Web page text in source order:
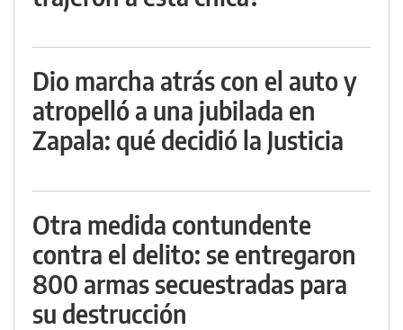
Dio marcha atrás con el auto y
atropelló a una jubilada en
Zapala: qué decidió la Justicia
Otra medida contundente
contra el delito: se entregaron
800 armas secuestradas para
su destrucción